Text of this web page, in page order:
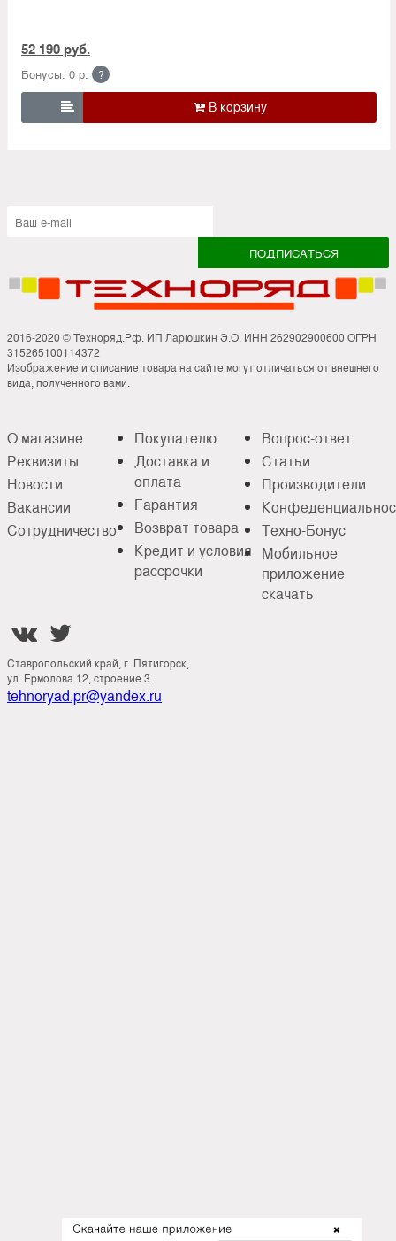
52 190 руб.
Бонусы: 0 р. ?

2016-2020 © Техноряд.Рф. ИП Ларюшкин Э.О. ИНН 262902900600 ОГРН
315265100114372
Изображение и описание товара на сайте могут отличаться от внешнего
вида, полученного вами.
О магазине
Реквизиты
Новости
Вакансии
Сотрудничество
Покупателю
Доставка и
оплата
Гарантия
Возврат товара
Кредит и условия
рассрочки
Вопрос-ответ
Статьи
Производители
Техно-Бонус
Мобильное
приложение
скачать
 
Ставропольский край, г. Пятигорск,
ул. Ермолова 12, строение 3.
tehnoryad.pr@yandex.ru